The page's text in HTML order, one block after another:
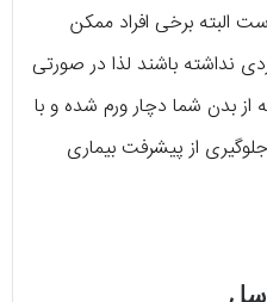
البته برخی افراد ممکن
نداشته باشند لذا در صورتی
بدن شما دچار ورم شده و با
از پیشرفت بیماری